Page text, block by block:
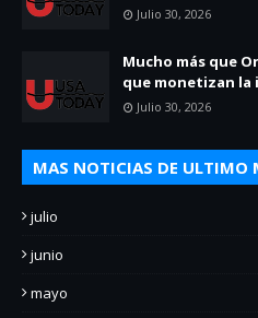
Julio 30, 2026
Mucho más que
que monetizan la
Julio 30, 2026
MAS NOTICIAS DE ULTIMO
julio
junio
mayo